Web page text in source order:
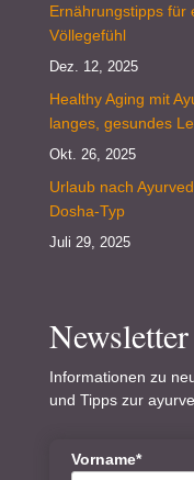
Ernährungstipps für
Völlegefühl
Dez. 12, 2025
Healthy Aging mit
langes, gesundes
Okt. 26, 2025
Urlaub nach
Dosha-Typ
Juli 29, 2025
Newsletter
Informationen zu
und Tipps zur
Vorname*